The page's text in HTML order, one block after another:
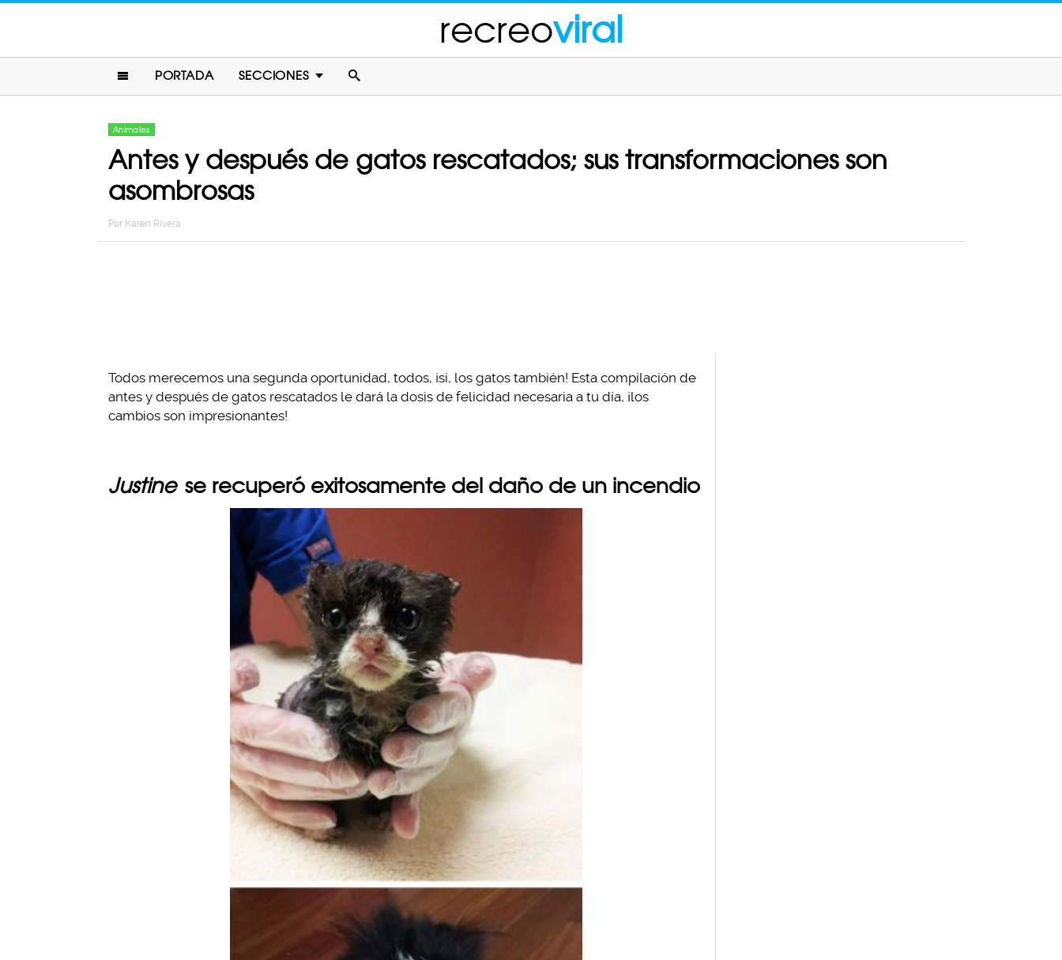
recreoviral
PORTADA SECCIONES
Animales
Antes y después de gatos rescatados; sus transformaciones son
asombrosas
Por Karen Rivera
Todos merecemos una segunda oportunidad, todos, ¡sí, los gatos también! Esta compilación de
antes y después de gatos rescatados le dará la dosis de felicidad necesaria a tu día, ¡los
cambios son impresionantes!
Justine se recuperó exitosamente del daño de un incendio